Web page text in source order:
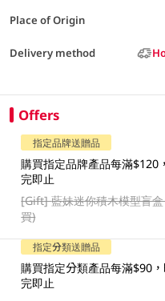
Place of Origin
Delivery method
Offers
指定品牌送贈品
購買指定品牌產品每滿$120
完即止
[Gift]藍妹迷你積木模型盲
買)
指定分類送贈品
購買指定分類產品每滿$90
完即止